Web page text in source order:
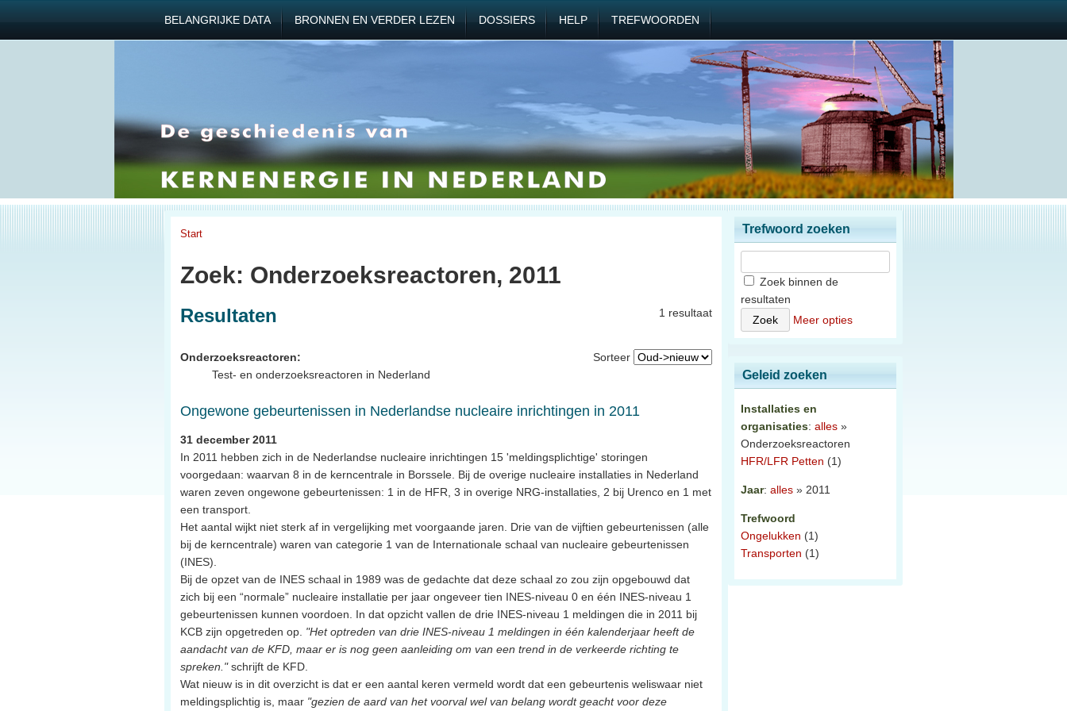
BELANGRIJKE DATA BRONNEN EN VERDER LEZEN DOSSIERS HELP TREFWOORDEN
Start
Zoek: Onderzoeksreactoren, 2011
1 resultaat
Resultaten
Sorteer
Onderzoeksreactoren:
Test- en onderzoeksreactoren in Nederland
Ongewone gebeurtenissen in Nederlandse nucleaire inrichtingen in 2011
31 december 2011
In 2011 hebben zich in de Nederlandse nucleaire inrichtingen 15 'meldingsplichtige' storingen
voorgedaan: waarvan 8 in de kerncentrale in Borssele. Bij de overige nucleaire installaties in Nederland
waren zeven ongewone gebeurtenissen: 1 in de HFR, 3 in overige NRG-installaties, 2 bij Urenco en 1 met
een transport.
Het aantal wijkt niet sterk af in vergelijking met voorgaande jaren. Drie van de vijftien gebeurtenissen (alle
bij de kerncentrale) waren van categorie 1 van de Internationale schaal van nucleaire gebeurtenissen
(INES).
Bij de opzet van de INES schaal in 1989 was de gedachte dat deze schaal zo zou zijn opgebouwd dat
zich bij een “normale” nucleaire installatie per jaar ongeveer tien INES-niveau 0 en één INES-niveau 1
gebeurtenissen kunnen voordoen. In dat opzicht vallen de drie INES-niveau 1 meldingen die in 2011 bij
KCB zijn opgetreden op. "Het optreden van drie INES-niveau 1 meldingen in één kalenderjaar heeft de
aandacht van de KFD, maar er is nog geen aanleiding om van een trend in de verkeerde richting te
spreken."schrijft de KFD.
Wat nieuw is in dit overzicht is dat er een aantal keren vermeld wordt dat een gebeurtenis weliswaar niet
meldingsplichtig is, maar "gezien de aard van het voorval wel van belang wordt geacht voor deze
Trefwoord zoeken
Zoek binnen de
resultaten
Meer opties
Geleid zoeken
Installaties en
organisaties: alles »
Onderzoeksreactoren
HFR/LFR Petten (1)
Jaar: alles » 2011
Trefwoord
Ongelukken (1)
Transporten (1)